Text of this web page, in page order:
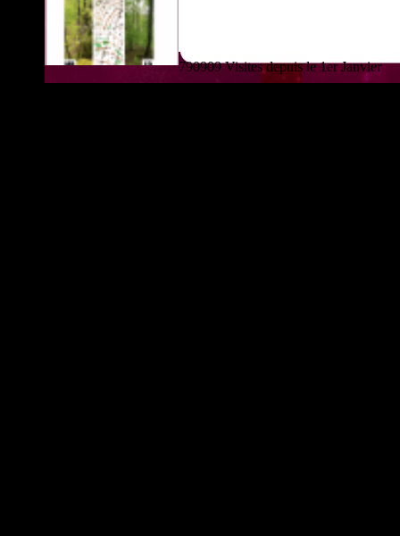
790909 Visites depuis le 1er Janvier